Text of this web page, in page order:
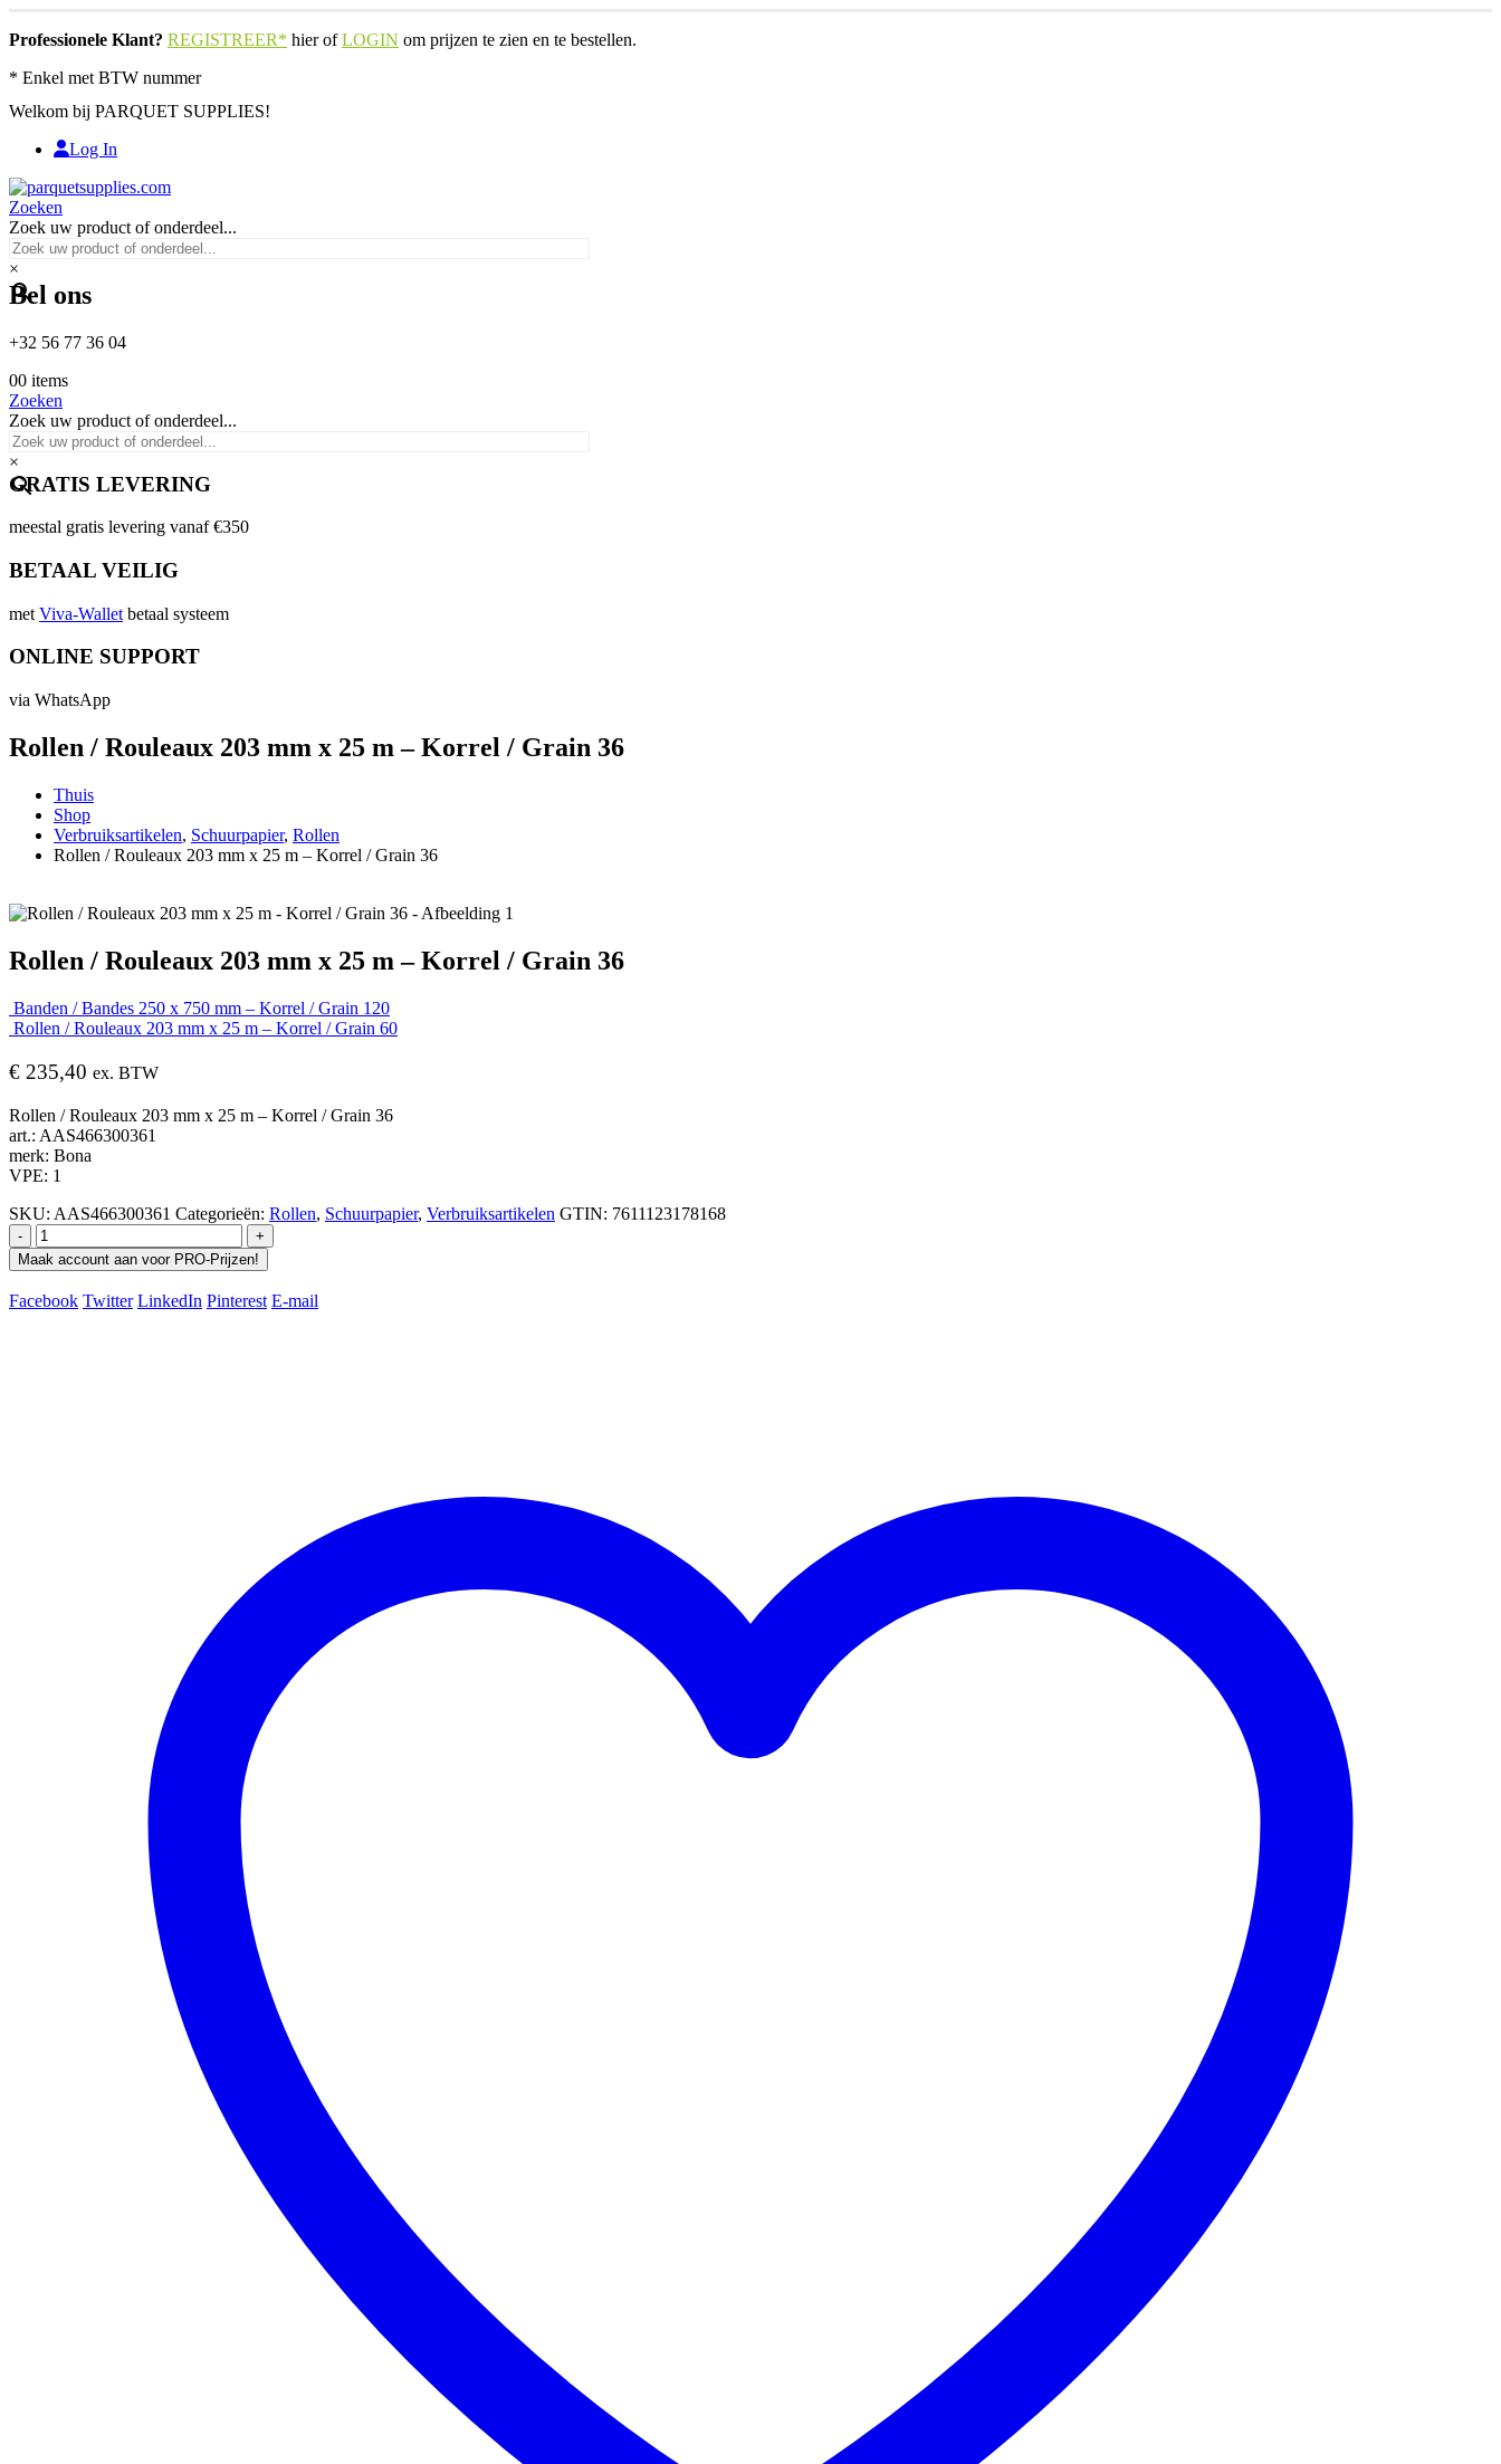
Professionele Klant? REGISTREER* hier ofLOGIN om prijzen te zien en te bestellen.
* Enkel met BTW nummer
Welkom bij PARQUET SUPPLIES!
Log In
Zoeken
Zoek uw product of onderdeel...
×
Bel ons
+32 56 77 36 04
00 items
Zoeken
Zoek uw product of onderdeel...
×
GRATIS LEVERING
meestal gratis levering vanaf €350
BETAAL VEILIG
met Viva-Wallet betaal systeem
ONLINE SUPPORT
via WhatsApp
Rollen / Rouleaux 203 mm x 25 m – Korrel / Grain 36
Thuis
Shop
Verbruiksartikelen, Schuurpapier, Rollen
Rollen / Rouleaux 203 mm x 25 m – Korrel / Grain 36
Rollen / Rouleaux 203 mm x 25 m – Korrel / Grain 36
Banden / Bandes 250 x 750 mm – Korrel / Grain 120
Rollen / Rouleaux 203 mm x 25 m – Korrel / Grain 60
€ 235,40 ex. BTW
Rollen / Rouleaux 203 mm x 25 m – Korrel / Grain 36
art.: AAS466300361
merk: Bona
VPE: 1
SKU: AAS466300361 Categorieën: Rollen, Schuurpapier, Verbruiksartikelen GTIN: 7611123178168
-
+
Maak account aan voor PRO-Prijzen!
Facebook Twitter LinkedIn Pinterest E-mail